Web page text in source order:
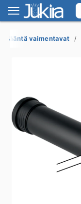
Siirry
navigointiin
Siirry
sisältöön
ääntä vaimentavat